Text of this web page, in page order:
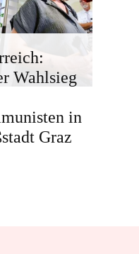
Wahlsieg
in
Graz